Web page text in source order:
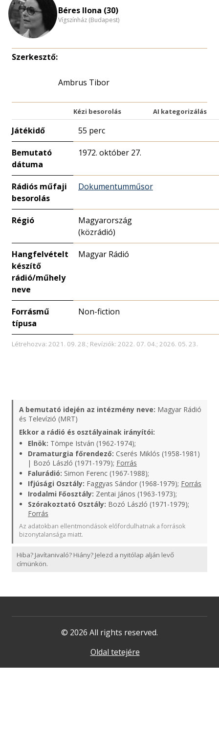
Béres Ilona (30)
Vígszínház (Budapest)
Szerkesztő:
Ambrus Tibor
Kézi besorolás AI kategorizálás
Játékidő 55 perc
Bemutató
dátuma
1972. október 27.
Rádiós műfaji
besorolás
Dokumentumműsor
Régió
Magyarország
(közrádió)
Hangfelvételt
készítő
rádió/műhely
neve
Magyar Rádió
Forrásmű
típusa
Non-fiction
Létrehozva: 2021. 09. 28.; Revíziók: 2022. 07. 04.; 2026. 05. 23.
A bemutató idején az intézmény neve: Magyar Rádió
és Televízió (MRT)
Ekkor a rádió és osztályainak irányítói:
Elnök: Tömpe István (1962-1974);
Dramaturgia főrendező: Cserés Miklós (1958-1981)
| Bozó László (1971-1979); Forrás
Falurádió: Simon Ferenc (1967-1988);
Ifjúsági Osztály: Faggyas Sándor (1968-1979); Forrás
Irodalmi Főosztály: Zentai János (1963-1973);
Szórakoztató Osztály: Bozó László (1971-1979);
Forrás
Az adatokban ellentmondások előfordulhatnak a források
bizonytalansága miatt.
Hiba? Javítanivaló? Hiány? Jelezd a nyitólap alján levő
címünkön.
© 2026 All rights reserved.
Oldal tetejére